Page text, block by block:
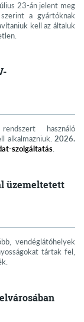
23-án jelent meg
a gyártóknak
kell az általuk
használó
alkalmazniuk. 2026.
szolgáltatás.
üzemeltetett
vendéglátóhelyek
tártak fel,